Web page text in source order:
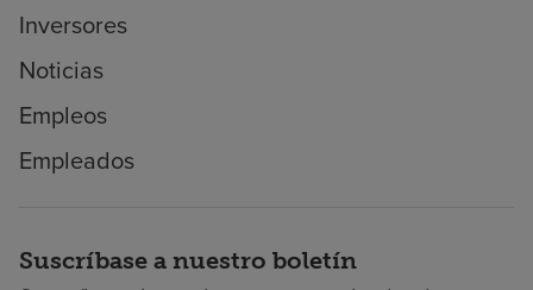
Inversores
Noticias
Empleos
Empleados
Suscríbase a nuestro boletín